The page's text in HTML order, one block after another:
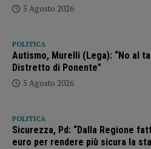
5 Agosto 2026
POLITICA
Autismo, Murelli (Lega): “No al
Distretto di Ponente”
5 Agosto 2026
POLITICA
Sicurezza, Pd: “Dalla Regione
euro per rendere più sicura la